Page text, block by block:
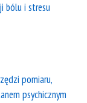
bólu i stresu
pomiaru,
psychicznym